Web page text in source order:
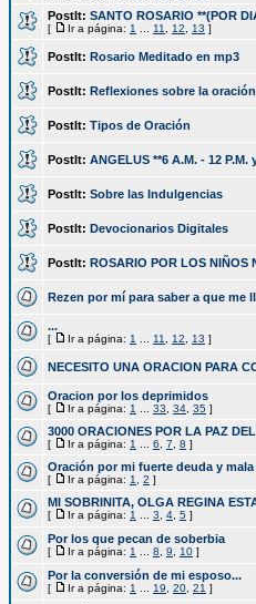
PostIt: SANTO ROSARIO **(POR
[ Ir a página: 1 11 12 13 ]
PostIt: Rosario Meditado en mp3
PostIt: Reflexiones sobre la oración
PostIt: Tipos de Oración
PostIt: ANGELUS **6 A.M. - 12 P.M.
PostIt: Sobre las Indulgencias
PostIt: Devocionarios Digitales
PostIt: ROSARIO POR LOS NIÑOS
Rezen por mí para saber a que me
...
[ Ir a página: 1 11 12 13 ]
NECESITO UNA ORACION PARA
Oracion por los deprimidos
[ Ir a página: 1 33 34 35 ]
3000 ORACIONES POR LA PAZ
[ Ir a página: 1 6 7 8 ]
Oración por mi fuerte deuda y
[ Ir a página: 1 2 ]
MI SOBRINITA, OLGA REGINA
[ Ir a página: 1 3 4 5 ]
Por los que pecan de soberbia
[ Ir a página: 1 8 9 10 ]
Por la conversión de mi esposo...
[ Ir a página: 1 19 20 21 ]